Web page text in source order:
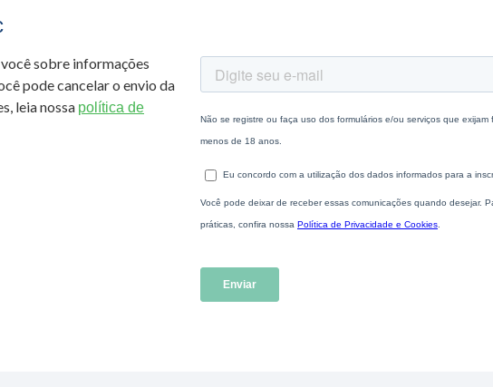
sobre informações
pode cancelar o envio da
leia nossa política de